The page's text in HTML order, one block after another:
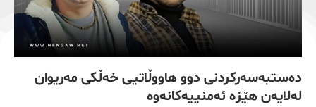
دەستبەسەرکردنی دوو هاووڵاتیی خەڵکی مەریوان
لەلایەن هێزە ئەمنییەکانەوە